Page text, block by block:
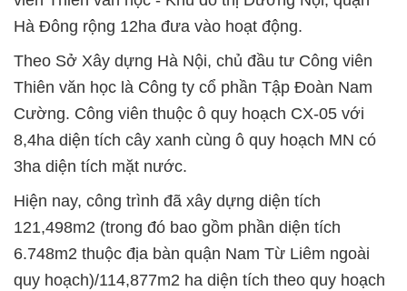
Hà Đông rộng 12ha đưa vào hoạt động.
Theo Sở Xây dựng Hà Nội, chủ đầu tư Công viên
Thiên văn học là Công ty cổ phần Tập Đoàn Nam
Cường. Công viên thuộc ô quy hoạch CX-05 với
8,4ha diện tích cây xanh cùng ô quy hoạch MN có
3ha diện tích mặt nước.
Hiện nay, công trình đã xây dựng diện tích
121,498m2 (trong đó bao gồm phần diện tích
6.748m2 thuộc địa bàn quận Nam Từ Liêm ngoài
quy hoạch)/114,877m2 ha diện tích theo quy hoạch